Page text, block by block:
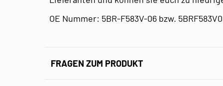
OE Nummer: 5BR-F583V-06 bzw.
FRAGEN ZUM PRODUKT